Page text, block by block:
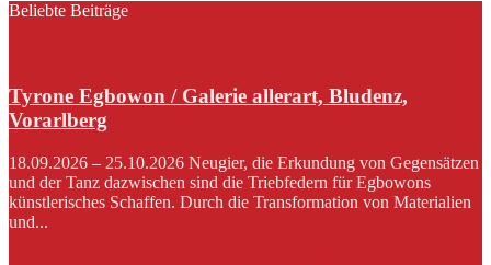
Beliebte Beiträge
Tyrone Egbowon / Galerie allerart, Bludenz,
Vorarlberg
18.09.2026 – 25.10.2026 Neugier, die Erkundung von Gegensätzen
und der Tanz dazwischen sind die Triebfedern für Egbowons
künstlerisches Schaffen. Durch die Transformation von Materialien
und...